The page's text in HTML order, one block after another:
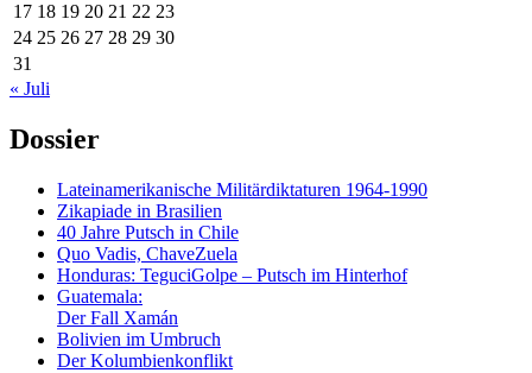
17 18 19 20 21 22 23
24 25 26 27 28 29 30
31
« Juli
Dossier
Lateinamerikanische Militärdiktaturen 1964-1990
Zikapiade in Brasilien
40 Jahre Putsch in Chile
Quo Vadis, ChaveZuela
Honduras: TeguciGolpe – Putsch im Hinterhof
Guatemala:
Der Fall Xamán
Bolivien im Umbruch
Der Kolumbienkonflikt